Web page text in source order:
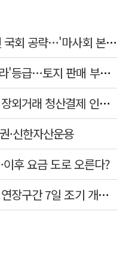
김병삼 경북 영천시장, 이번엔 국회 공략…'마사회 본사 이전·광역교통망 확충' 요청
대구도시개발공사 경영평가 '라'등급…토지 판매 부진에 1년 만에 두 단계 '뚝'
예탁결제원, 비상장·조각투자 장외거래 청산결제 인프라 구축 착수…연내 가동
·신한자산운용
후 요금 도로 오른다?
철도공단, 오송 시험선로 5㎞ 연장구간 7일 조기 개통…LA 메트로 사업 지원